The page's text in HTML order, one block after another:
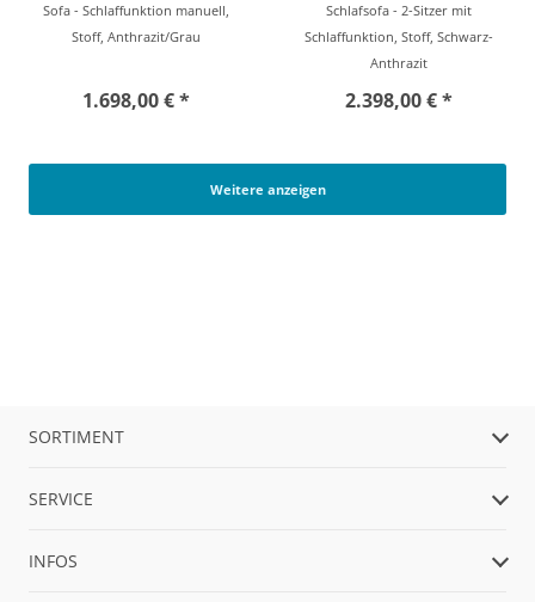
Sofa - Schlaffunktion manuell,
Stoff, Anthrazit/Grau
1.698,00 € *
Schlafsofa - 2-Sitzer mit
Schlaffunktion, Stoff, Schwarz-
Anthrazit
2.398,00 € *
Weitere anzeigen
SORTIMENT
SERVICE
INFOS